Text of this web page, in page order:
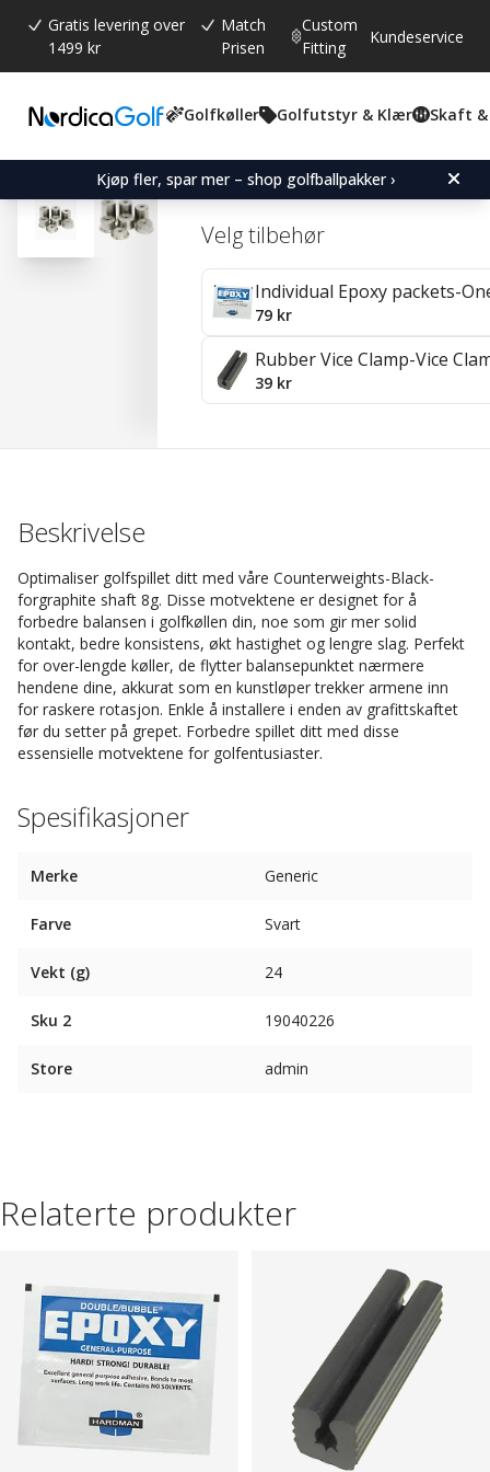
Gratis levering over
1499 kr
Match
Prisen
Custom
Fitting
Kundeservice
Golfkøller Golfutstyr & Klær Skaft &
Kjøp fler, spar mer – shop golfballpakker ›
Gjennomsnittskarakter:
4.8 (stemmer:
83)
Counterweights-Black-
Velg tilbehør
Individual Epoxy packets-
79 kr
Rubber Vice Clamp-Vice
39 kr
Beskrivelse
Optimaliser golfspillet ditt med våre Counterweights-Black-
forgraphite shaft 8g. Disse motvektene er designet for å
forbedre balansen i golfkøllen din, noe som gir mer solid
kontakt, bedre konsistens, økt hastighet og lengre slag. Perfekt
for over-lengde køller, de flytter balansepunktet nærmere
hendene dine, akkurat som en kunstløper trekker armene inn
for raskere rotasjon. Enkle å installere i enden av grafittskaftet
før du setter på grepet. Forbedre spillet ditt med disse
essensielle motvektene for golfentusiaster.
Spesifikasjoner
Merke Generic
Farve Svart
Vekt (g) 24
Sku 2 19040226
Store admin
Relaterte produkter